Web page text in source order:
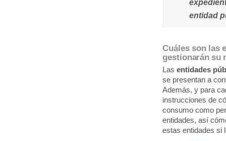
entidad
Cuáles son las
gestionarán su
Lasentidades
se presentan a
Además, y para
instrucciones de
consumo como
entidades, así
estas entidades si